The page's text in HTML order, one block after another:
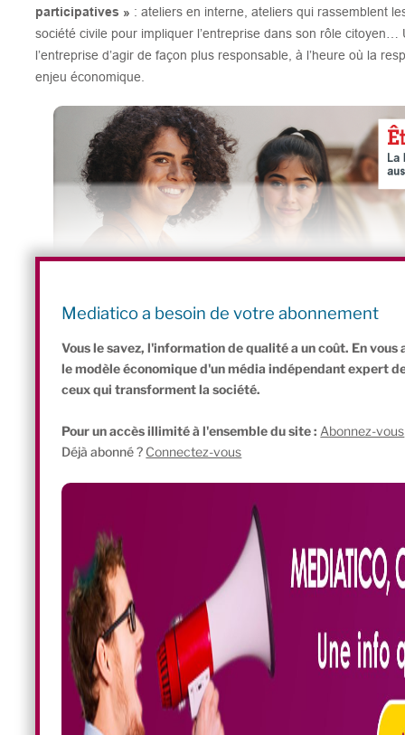
participatives » : ateliers en interne, ateliers qui rassemblent
société civile pour impliquer l’entreprise dans son rôle citoyen…
l’entreprise d’agir de façon plus responsable, à l’heure où la
enjeu économique.
Mediatico a besoin de votre abonnement
Vous le savez, l'information de qualité a un coût. En
le modèle économique d'un média indépendant expert
ceux qui transforment la société.
Pour un accès illimité à l'ensemble du site : Abonnez-vous
Déjà abonné ? Connectez-vous